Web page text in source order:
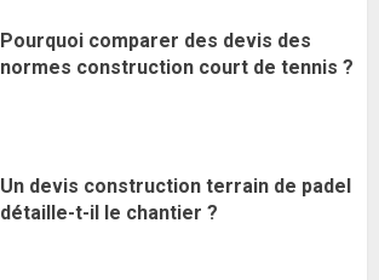
Pourquoi comparer des devis des
normes construction court de tennis ?
Un devis construction terrain de padel
détaille-t-il le chantier ?